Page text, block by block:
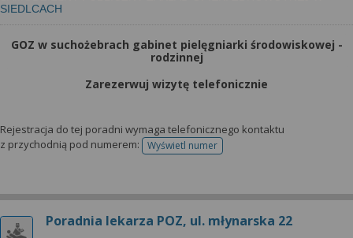
SIEDLCACH
GOZ w suchożebrach gabinet pielęgniarki środowiskowej -
rodzinnej
Zarezerwuj wizytę telefonicznie
Rejestracja do tej poradni wymaga telefonicznego kontaktu
z przychodnią pod numerem:
Wyświetl numertelefonu do rejestracji
Poradnia lekarza POZ, ul. młynarska 22